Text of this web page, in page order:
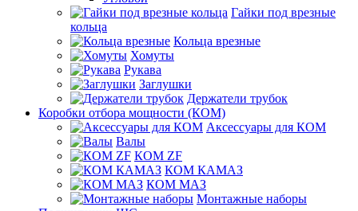
Гайки под врезные
кольца
Кольца врезные
Хомуты
Рукава
Заглушки
Держатели трубок
Коробки отбора мощности (КОМ)
Аксессуары для КОМ
Валы
КОМ ZF
КОМ КАМАЗ
КОМ МАЗ
Монтажные наборы